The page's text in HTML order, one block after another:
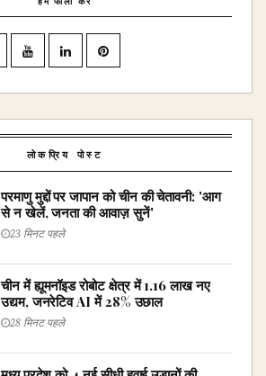
लोकप्रिय पोस्ट
परमाणु मुद्दों पर जापान को चीन की चेतावनी: 'आग
से न खेलें, जनता की आवाज़ सुनें'
23 मिनट पहले
चीन में ह्यूमनॉइड रोबोट क्षेत्र में 1.16 लाख नए
उद्यम, जनरेटिव AI में 28% उछाल
28 मिनट पहले